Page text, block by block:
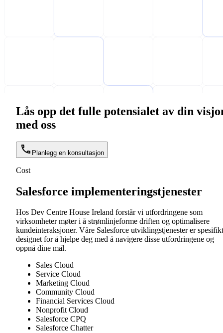
Lås opp det fulle potensialet av din
med oss
Planlegg en konsultasjon
Cost
Salesforce implementeringstjenester
Hos Dev Centre House Ireland forstår vi utfordringene som
virksomheter møter i å strømlinjeforme driften og optimalisere
kundeinteraksjoner. Våre Salesforce utviklingstjenester er spesifikt
designet for å hjelpe deg med å navigere disse utfordringene og
oppnå dine mål.
Sales Cloud
Service Cloud
Marketing Cloud
Community Cloud
Financial Services Cloud
Nonprofit Cloud
Salesforce CPQ
Salesforce Chatter